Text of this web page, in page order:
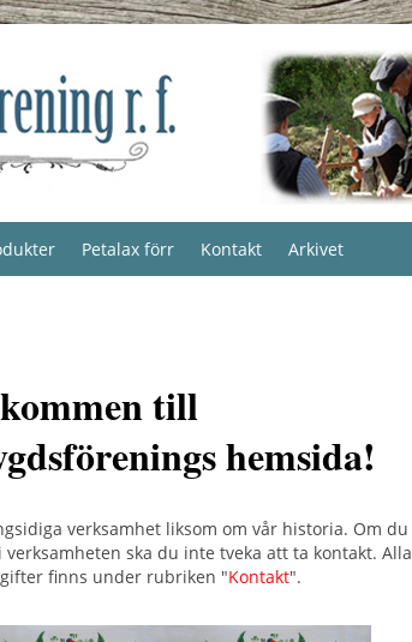
Petalax förr Kontakt Arkivet
till
hemsida!
verksamhet liksom om vår historia. Om du
ska du inte tveka att ta kontakt. Alla
finns under rubriken "Kontakt".